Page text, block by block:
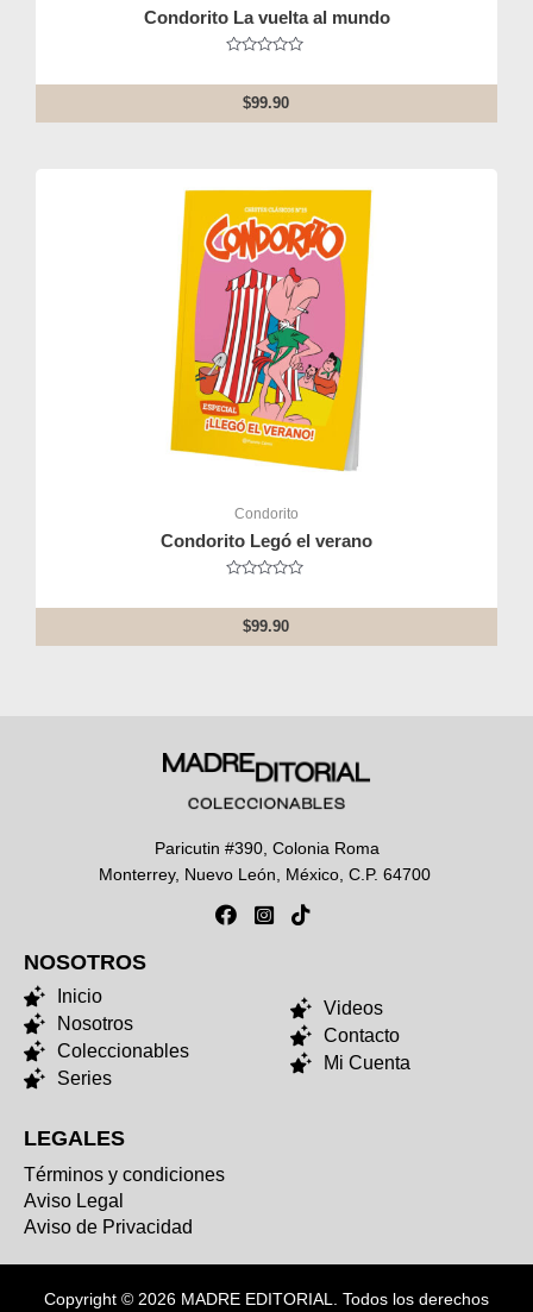
Condorito La vuelta al mundo
out
5
$99.90
Condorito
Condorito Legó el verano
out
5
$99.90
Paricutin #390, Colonia Roma
Monterrey, Nuevo León, México, C.P. 64700
NOSOTROS
Inicio
Nosotros
Coleccionables
Series
Videos
Contacto
Mi Cuenta
LEGALES
Términos y condiciones
Aviso Legal
Aviso de Privacidad
Copyright © 2026 MADRE EDITORIAL. Todos los derechos